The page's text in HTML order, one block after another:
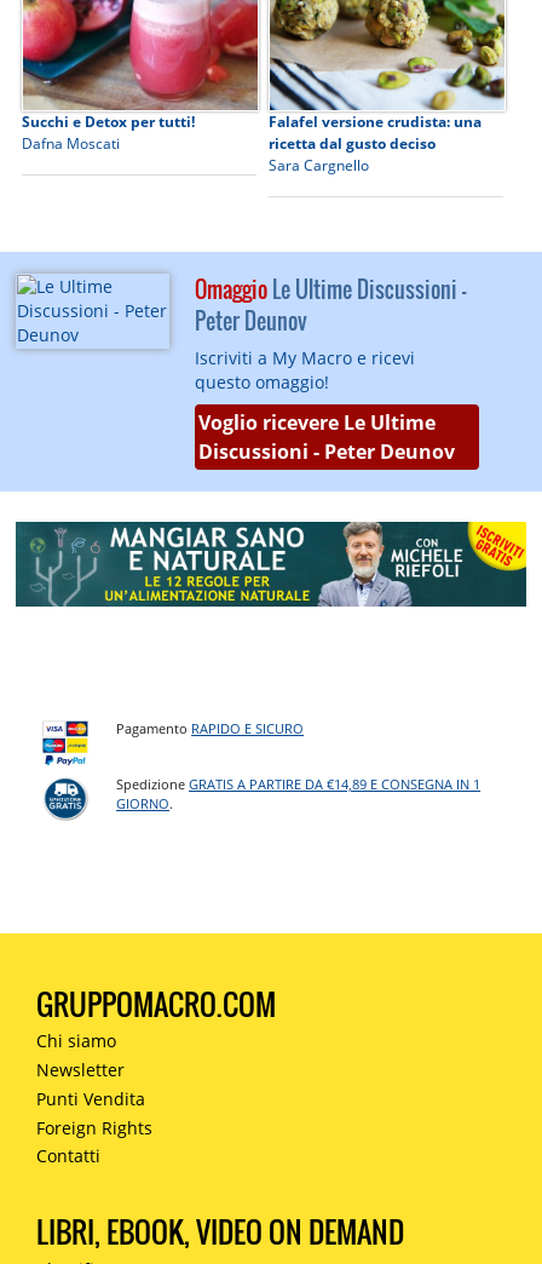
Succhi e Detox per tutti!
Dafna Moscati
Falafel versione crudista: una
ricetta dal gusto deciso
Sara Cargnello
OmaggioLe Ultime Discussioni -
Peter Deunov
Iscriviti a My Macro e ricevi
questo omaggio!
Voglio ricevere Le Ultime
Discussioni - Peter Deunov
Pagamento RAPIDO E SICURO
SpedizioneGRATIS A PARTIRE DA €14,89 E CONSEGNA IN 1
GIORNO.
GRUPPOMACRO.COM
Chi siamo
Newsletter
Punti Vendita
Foreign Rights
Contatti
LIBRI, EBOOK, VIDEO ON DEMAND